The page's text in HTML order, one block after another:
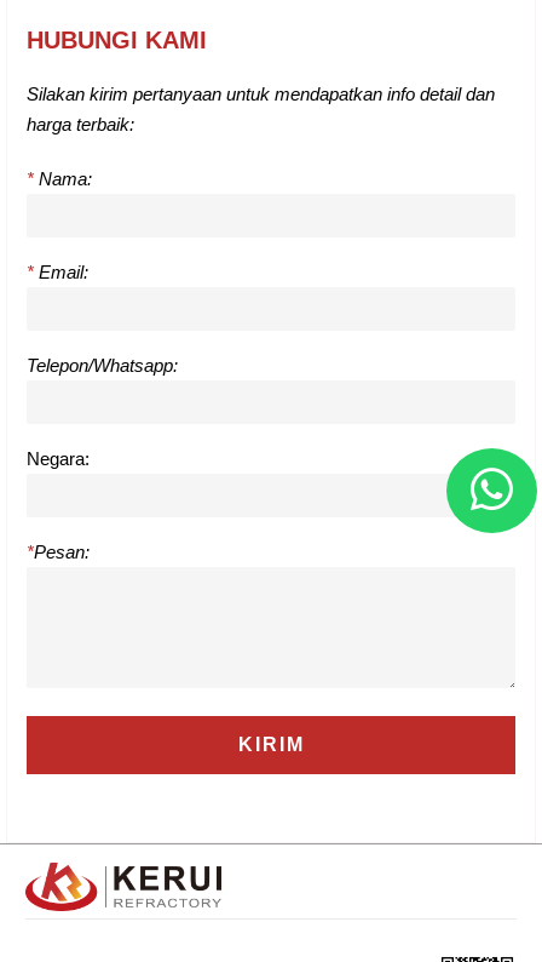
HUBUNGI KAMI
Silakan kirim pertanyaan untuk mendapatkan info detail dan
harga terbaik:
* Nama:
* Email:
Telepon/Whatsapp:
Negara:
*Pesan: